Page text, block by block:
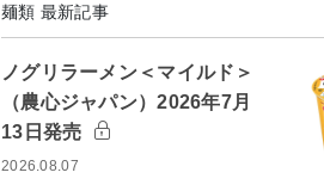
麺類 最新記事
ノグリラーメン＜マイルド＞
（農心ジャパン）2026年7月
13日発売
2026.08.07